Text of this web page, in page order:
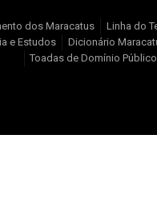
dos Maracatus Linha do
e Estudos Dicionário
Toadas de Domínio Público